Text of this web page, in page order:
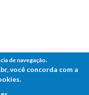
de navegação.
você concorda com a